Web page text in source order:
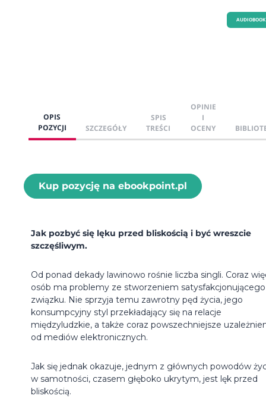
AUDIOBOOK
OPIS
POZYCJI
SZCZEGÓŁY
SPIS
TREŚCI
OPINIE
I
OCENY
Kup pozycję na ebookpoint.pl
Jak pozbyć się lęku przed bliskością i być wreszcie
szczęśliwym.
Od ponad dekady lawinowo rośnie liczba singli. Coraz
osób ma problemy ze stworzeniem satysfakcjonującego
związku. Nie sprzyja temu zawrotny pęd życia, jego
konsumpcyjny styl przekładający się na relacje
międzyludzkie, a także coraz powszechniejsze
od mediów elektronicznych.
Jak się jednak okazuje, jednym z głównych powodów
w samotności, czasem głęboko ukrytym, jest lęk przed
bliskością.